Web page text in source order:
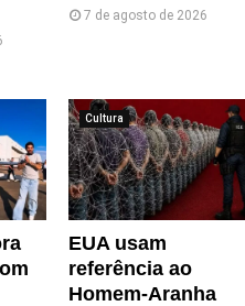
7 de agosto de 2026
Cultura
EUA usam
referência ao
Homem-Aranha